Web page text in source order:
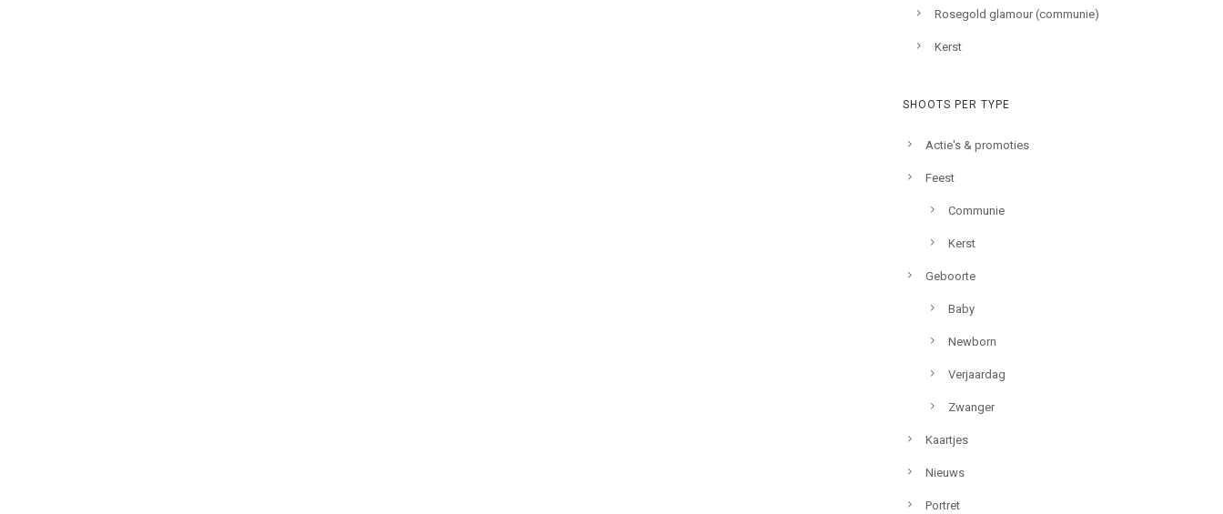
Rosegold glamour (communie)
Kerst
SHOOTS PER TYPE
Actie's & promoties
Feest
Communie
Kerst
Geboorte
Baby
Newborn
Verjaardag
Zwanger
Kaartjes
Nieuws
Portret